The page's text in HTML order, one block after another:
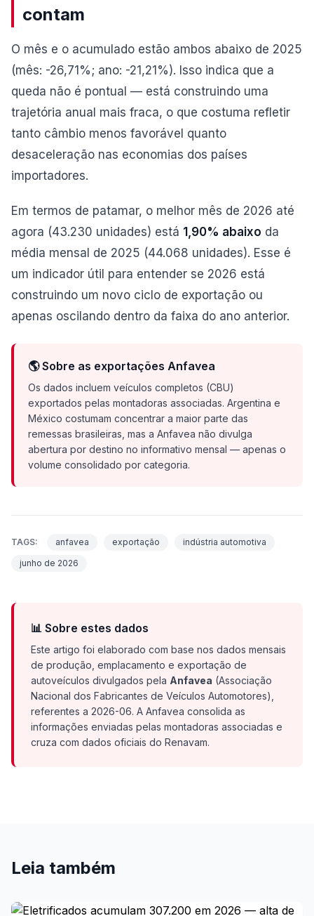
contam
O mês e o acumulado estão ambos abaixo de 2025
(mês: -26,71%; ano: -21,21%). Isso indica que a
queda não é pontual — está construindo uma
trajetória anual mais fraca, o que costuma refletir
tanto câmbio menos favorável quanto
desaceleração nas economias dos países
importadores.
Em termos de patamar, o melhor mês de 2026 até
agora (43.230 unidades) está 1,90% abaixo da
média mensal de 2025 (44.068 unidades). Esse é
um indicador útil para entender se 2026 está
construindo um novo ciclo de exportação ou
apenas oscilando dentro da faixa do ano anterior.
🌎 Sobre as exportações Anfavea
Os dados incluem veículos completos (CBU)
exportados pelas montadoras associadas. Argentina e
México costumam concentrar a maior parte das
remessas brasileiras, mas a Anfavea não divulga
abertura por destino no informativo mensal — apenas o
volume consolidado por categoria.
TAGS: anfavea exportação
indústria automotiva
junho de 2026
📊 Sobre estes dados
Este artigo foi elaborado com base nos dados mensais
de produção, emplacamento e exportação de
autoveículos divulgados pela Anfavea (Associação
Nacional dos Fabricantes de Veículos Automotores),
referentes a 2026-06. A Anfavea consolida as
informações enviadas pelas montadoras associadas e
cruza com dados oficiais do Renavam.
Leia também